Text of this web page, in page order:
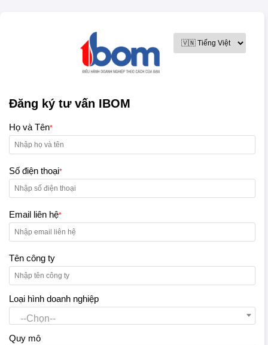
Đăng ký tư vấn IBOM
Họ và Tên*
Số điện thoại*
Email liên hệ*
Tên công ty
Loại hình doanh nghiệp
--Chọn--
Quy mô